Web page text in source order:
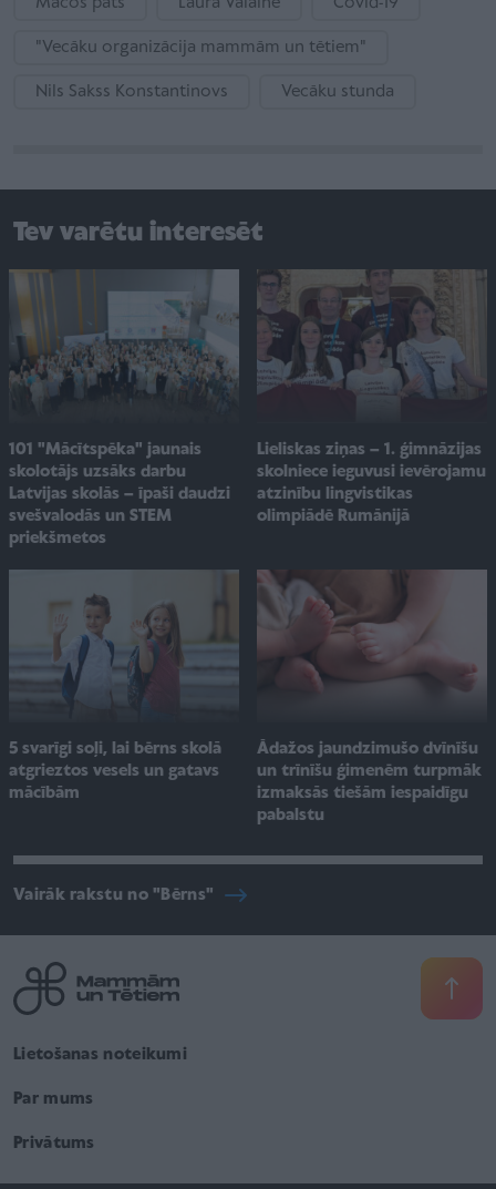
"Vecāku organizācija mammām un tētiem"
Nils Sakss Konstantinovs Vecāku stunda
Tev varētu interesēt
101 "Mācītspēka" jaunais
skolotājs uzsāks darbu
Latvijas skolās – īpaši daudzi
svešvalodās un STEM
priekšmetos
Lieliskas ziņas – 1. ģimnāzijas
skolniece ieguvusi ievērojamu
atzinību lingvistikas
olimpiādē Rumānijā
5 svarīgi soļi, lai bērns skolā
atgrieztos vesels un gatavs
mācībām
Ādažos jaundzimušo dvīnīšu
un trīnīšu ģimenēm turpmāk
izmaksās tiešām iespaidīgu
pabalstu
Vairāk rakstu no "Bērns"
Lietošanas noteikumi
Par mums
Privātums